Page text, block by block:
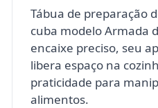
Tábua de preparação
cuba modelo Armada
encaixe preciso, seu
libera espaço na
praticidade para
alimentos.